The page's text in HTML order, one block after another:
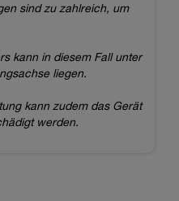
sind zu zahlreich, um
kann in diesem Fall unter
liegen.
kann zudem das Gerät
werden.